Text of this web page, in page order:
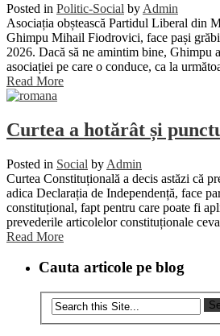
Posted in Politic-Social by Admin
Asociația obștească Partidul Liberal din
Ghimpu Mihail Fiodrovici, face pași
2026. Dacă să ne amintim bine, Ghimpu
asociației pe care o conduce, ca la
Read More
Curtea a hotărât și
Posted in Social by Admin
Curtea Constituțională a decis astăzi că
adica Declarația de Independență, face
constituțional, fapt pentru care poate fi
prevederile articolelor constituționale
Read More
Cauta articole pe blog